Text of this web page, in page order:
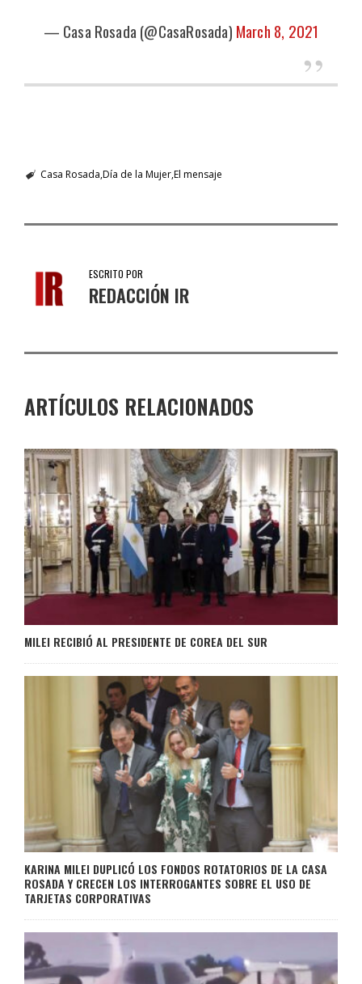
— Casa Rosada (@CasaRosada) March 8, 2021
Casa Rosada Día de la MujerEl mensaje
ESCRITO POR
REDACCIÓN IR
ARTÍCULOS RELACIONADOS
MILEI RECIBIÓ AL PRESIDENTE DE COREA DEL SUR
KARINA MILEI DUPLICÓ LOS FONDOS ROTATORIOS DE LA CASA
ROSADA Y CRECEN LOS INTERROGANTES SOBRE EL USO DE
TARJETAS CORPORATIVAS